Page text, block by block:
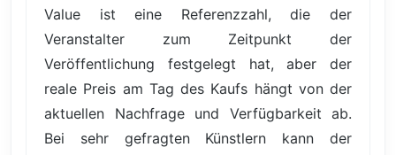
Value ist eine Referenzzahl, die der
Veranstalter zum Zeitpunkt der
Veröffentlichung festgelegt hat, aber der
reale Preis am Tag des Kaufs hängt von der
aktuellen Nachfrage und Verfügbarkeit ab.
Bei sehr gefragten Künstlern kann der